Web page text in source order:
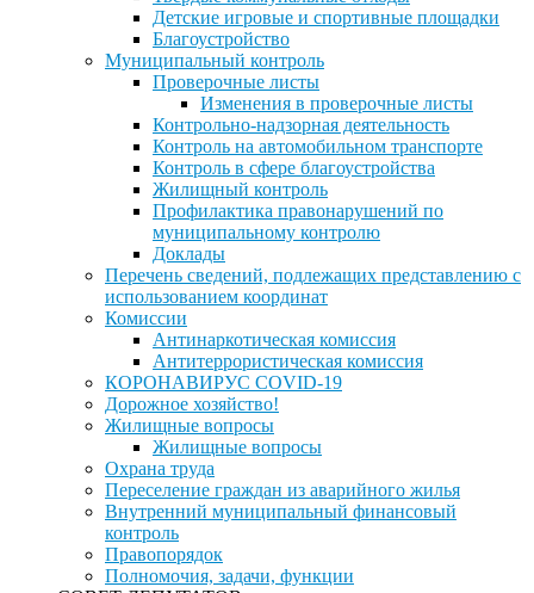
Детские игровые и спортивные площадки
Благоустройство
Муниципальный контроль
Проверочные листы
Изменения в проверочные листы
Контрольно-надзорная деятельность
Контроль на автомобильном транспорте
Контроль в сфере благоустройства
Жилищный контроль
Профилактика правонарушений по
муниципальному контролю
Доклады
Перечень сведений, подлежащих представлению с
использованием координат
Комиссии
Антинаркотическая комиссия
Антитеррористическая комиссия
КОРОНАВИРУС COVID-19
Дорожное хозяйство!
Жилищные вопросы
Жилищные вопросы
Охрана труда
Переселение граждан из аварийного жилья
Внутренний муниципальный финансовый
контроль
Правопорядок
Полномочия, задачи, функции